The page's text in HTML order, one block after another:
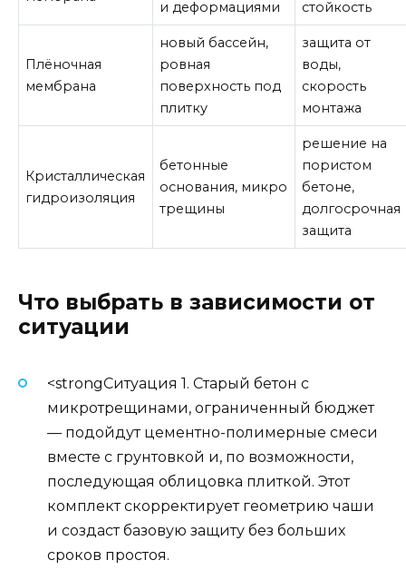
и деформациями
стойкость
Плёночная
мембрана
новый бассейн,
ровная
поверхность под
плитку
защита от
воды,
скорость
монтажа
Кристаллическая
гидроизоляция
бетонные
основания, микро
трещины
решение на
пористом
бетоне,
долгосрочная
защита
Что выбрать в зависимости от
ситуации
<strongСитуация 1. Старый бетон с
микротрещинами, ограниченный бюджет
— подойдут цементно-полимерные смеси
вместе с грунтовкой и, по возможности,
последующая облицовка плиткой. Этот
комплект скорректирует геометрию чаши
и создаст базовую защиту без больших
сроков простоя.